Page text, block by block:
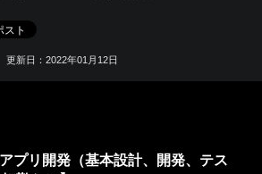
更新日：2022年01月12日
リ開発（基本設計、開発、テス